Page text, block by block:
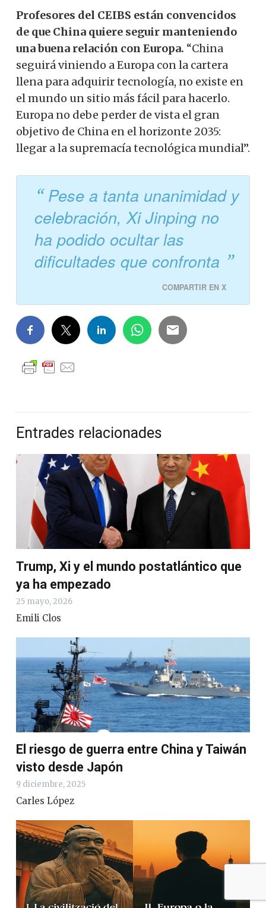
Profesores del CEIBS están convencidos
de que China quiere seguir manteniendo
una buena relación con Europa. “China
seguirá viniendo a Europa con la cartera
llena para adquirir tecnología, no existe en
el mundo un sitio más fácil para hacerlo.
Europa no debe perder de vista el gran
objetivo de China en el horizonte 2035:
llegar a la supremacía tecnológica mundial”.
Pese a tanta unanimidad y
celebración, Xi Jinping no
ha podido ocultar las
dificultades que confronta
COMPARTIR EN X
Entrades relacionades
Trump, Xi y el mundo postatlántico que
ya ha empezado
25 mayo, 2026
Emili Clos
El riesgo de guerra entre China y Taiwán
visto desde Japón
9 diciembre, 2025
Carles López